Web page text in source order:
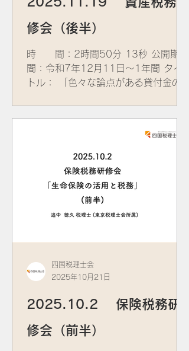
修会（後半）
時 間：2時間50分 13秒 公開期
間：令和7年12月11日～1年間 タイ
トル： 「色々な論点がある貸付金の評
2025.10.2 保険税務研
修会（前半）
四国税理士会
2025年10月21日